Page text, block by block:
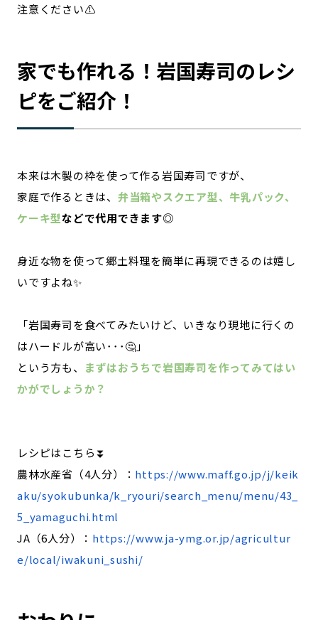
注意ください⚠️
家でも作れる！岩国寿司のレシ
ピをご紹介！
本来は木製の枠を使って作る岩国寿司ですが、
家庭で作るときは、 弁当箱やスクエア型、牛乳パック、
ケーキ型などで代用できます◎
身近な物を使って郷土料理を簡単に再現できるのは嬉し
いですよね✨
「岩国寿司を食べてみたいけど、いきなり現地に行くの
はハードルが高い･･･🤔」
という方も、
まずはおうちで岩国寿司を作ってみてはい
かがでしょうか？
レシピはこちら⏬
農林水産省（4人分）： https://www.maff.go.jp/j/keik
aku/syokubunka/k_ryouri/search_menu/menu/43_
5_yamaguchi.html
JA（6人分）： https://www.ja-ymg.or.jp/agricultur
e/local/iwakuni_sushi/